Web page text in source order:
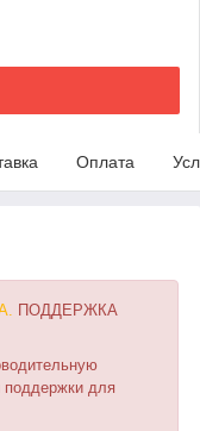
Оплата
ПОДДЕРЖКА
поддержки для